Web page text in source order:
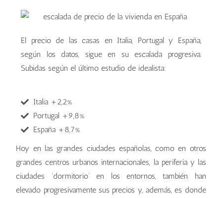
El precio de las casas en Italia, Portugal y España,
según los datos, sigue en su escalada progresiva.
Subidas según el último estudio de idealista:
Italia +2,2%
Portugal +9,8%
España +8,7%
Hoy en las grandes ciudades españolas, como en otros
grandes centros urbanos internacionales, la periferia y las
ciudades ‘dormitorio’ en los entornos, también han
elevado progresivamente sus precios y, además, es donde